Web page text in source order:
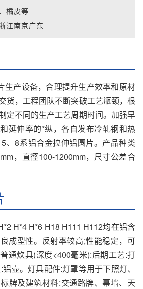
橘皮等
江南京广东
生产设备，合理提升生产效率和原材
货，工程团队不断突破工艺瓶颈，根
定不同的生产工艺周期时间。加强早
延伸率的*纵，各自发布冷轧钢和热
、8系铝合金拉伸铝圆片。产品种类
，直徑100-1200mm，尺寸公差合
H*4 H*6 H18 H111 H112均在铝含
成型性。反射率较高;性能稳定，可
通炊具(深度<400毫米):后期工艺:打
壶。灯具配件:灯罩等用于下照灯、
牌及建筑材料:交通路牌、幕墙、天